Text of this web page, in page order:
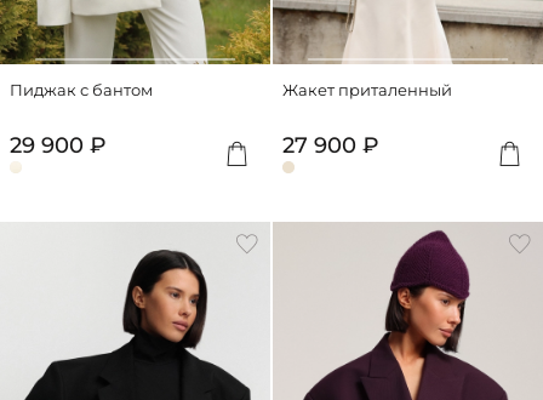
Пиджак с бантом
29 900 ₽
Жакет приталенный
27 900 ₽